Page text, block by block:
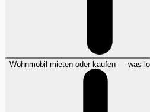
Es kommt auf deine Prioritäten an.
alltagstauglich und sparsam (9–12
Wochenendtrips. Der Teilintegrierte
ein vollwertiges Bad und bis zu 4
besser für Familien und längere
Wohnmobil mieten oder kaufen — was